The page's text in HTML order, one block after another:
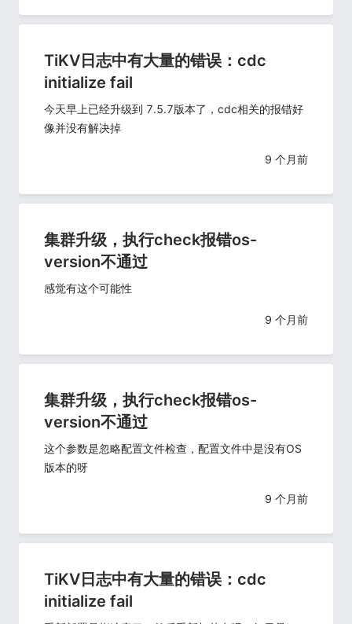
TiKV日志中有大量的错误：cdc
initialize fail
今天早上已经升级到 7.5.7版本了，cdc相关的报错好
像并没有解决掉
9 个月前
集群升级，执行check报错os-
version不通过
感觉有这个可能性
9 个月前
集群升级，执行check报错os-
version不通过
这个参数是忽略配置文件检查，配置文件中是没有OS
版本的呀
9 个月前
TiKV日志中有大量的错误：cdc
initialize fail